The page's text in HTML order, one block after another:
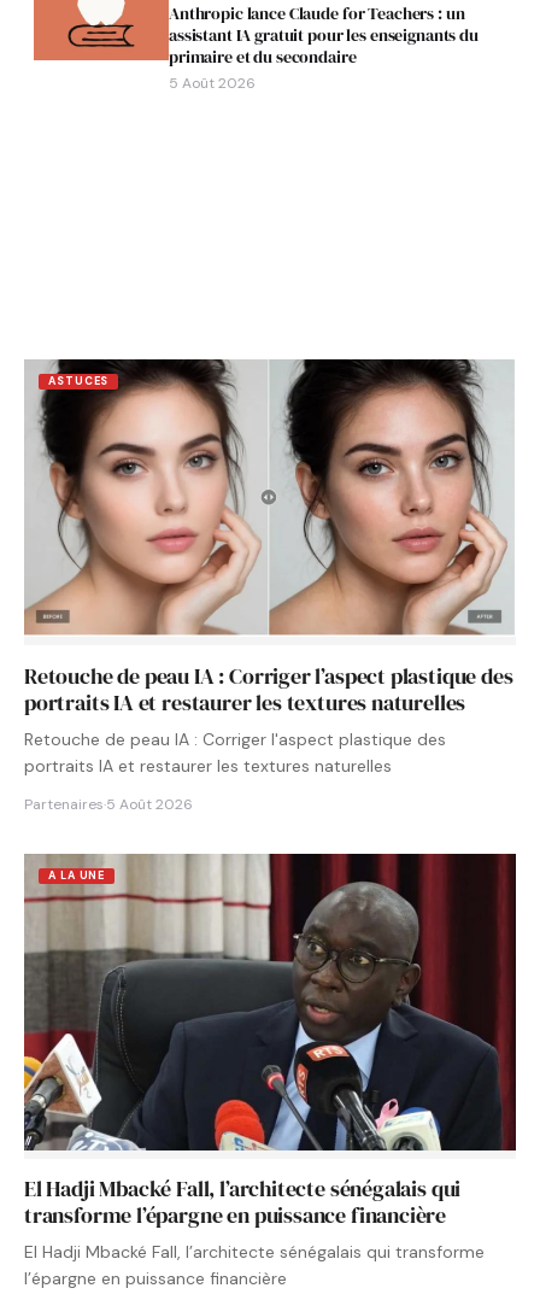
Anthropic lance Claude for Teachers : un
assistant IA gratuit pour les enseignants du
primaire et du secondaire
5 Août 2026
ASTUCES
Retouche de peau IA : Corriger l’aspect plastique des
portraits IA et restaurer les textures naturelles
Retouche de peau IA : Corriger l'aspect plastique des
portraits IA et restaurer les textures naturelles
Partenaires·5 Août 2026
A LA UNE
El Hadji Mbacké Fall, l’architecte sénégalais qui
transforme l’épargne en puissance financière
El Hadji Mbacké Fall, l’architecte sénégalais qui transforme
l’épargne en puissance financière